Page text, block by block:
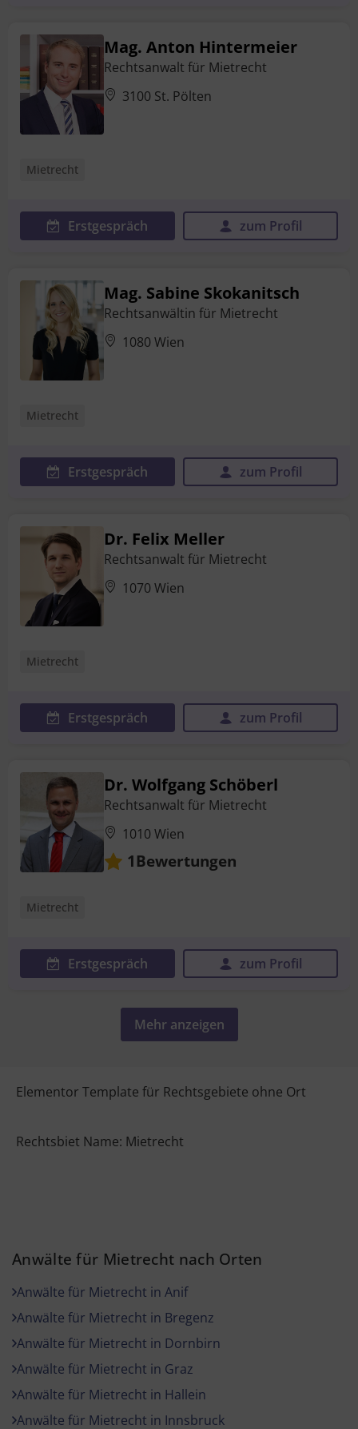
Mag. Anton Hintermeier
Rechtsanwalt für Mietrecht
3100 St. Pölten
Mietrecht
Erstgespräch zum Profil
Mag. Sabine Skokanitsch
Rechtsanwältin für Mietrecht
1080 Wien
Mietrecht
Erstgespräch zum Profil
Dr. Felix Meller
Rechtsanwalt für Mietrecht
1070 Wien
Mietrecht
Erstgespräch zum Profil
Dr. Wolfgang Schöberl
Rechtsanwalt für Mietrecht
1010 Wien
1Bewertungen
Mietrecht
Erstgespräch zum Profil
Mehr anzeigen
Elementor Template für Rechtsgebiete ohne Ort
Rechtsbiet Name: Mietrecht
Anwälte für Mietrecht nach Orten
Anwälte für Mietrecht in Anif
Anwälte für Mietrecht in Bregenz
Anwälte für Mietrecht in Dornbirn
Anwälte für Mietrecht in Graz
Anwälte für Mietrecht in Hallein
Anwälte für Mietrecht in Innsbruck